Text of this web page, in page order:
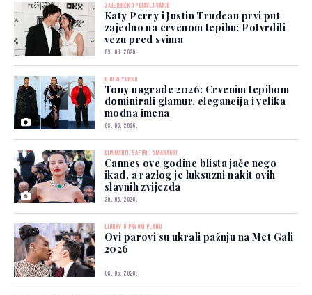
ZAJEDNIČKO POJAVLJIVANJE
Katy Perry i Justin Trudeau prvi put
zajedno na crvenom tepihu: Potvrdili
vezu pred svima
09. 06. 2026.
U NEW YORKU
Tony nagrade 2026: Crvenim tepihom
dominirali glamur, elegancija i velika
modna imena
08. 06. 2026.
DIJAMANTI, SAFIRI I SMARAGDI
Cannes ove godine blista jače nego
ikad, a razlog je luksuzni nakit ovih
slavnih zvijezda
20. 05. 2026.
LJUBAV U PRVOM PLANU
Ovi parovi su ukrali pažnju na Met Gali
2026
06. 05. 2026.